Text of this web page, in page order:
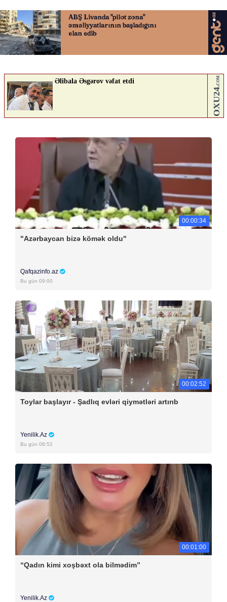
00:00:34
"Azərbaycan bizə kömək oldu"
Qafqazinfo.az
Bu gün 09:00
00:02:52
Toylar başlayır - Şadlıq evləri qiymətləri artırıb
Yenilik.Az
Bu gün 08:52
00:01:00
“Qadın kimi xoşbəxt ola bilmədim”
Yenilik.Az